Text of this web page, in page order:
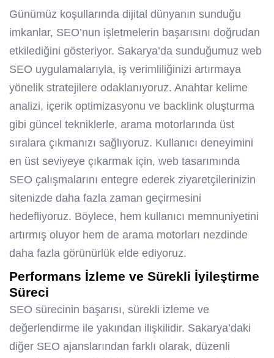
Günümüz koşullarında dijital dünyanın sunduğu
imkanlar, SEO’nun işletmelerin başarısını doğrudan
etkilediğini gösteriyor. Sakarya’da sunduğumuz web
SEO uygulamalarıyla, iş verimliliğinizi artırmaya
yönelik stratejilere odaklanıyoruz. Anahtar kelime
analizi, içerik optimizasyonu ve backlink oluşturma
gibi güncel tekniklerle, arama motorlarında üst
sıralara çıkmanızı sağlıyoruz. Kullanıcı deneyimini
en üst seviyeye çıkarmak için, web tasarımında
SEO çalışmalarını entegre ederek ziyaretçilerinizin
sitenizde daha fazla zaman geçirmesini
hedefliyoruz. Böylece, hem kullanıcı memnuniyetini
artırmış oluyor hem de arama motorları nezdinde
daha fazla görünürlük elde ediyoruz.
Performans İzleme ve Sürekli İyileştirme
Süreci
SEO sürecinin başarısı, sürekli izleme ve
değerlendirme ile yakından ilişkilidir. Sakarya’daki
diğer SEO ajanslarından farklı olarak, düzenli